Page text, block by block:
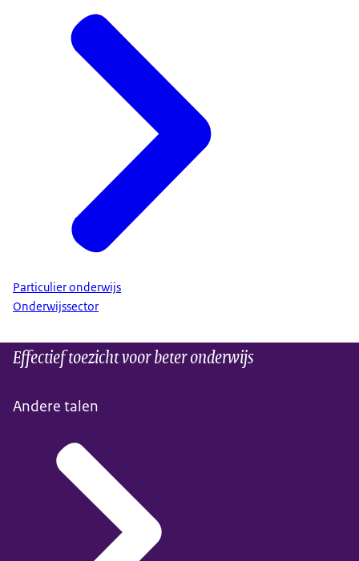
Particulier onderwijs
Onderwijssector
Effectief toezicht voor beter onderwijs
Andere talen